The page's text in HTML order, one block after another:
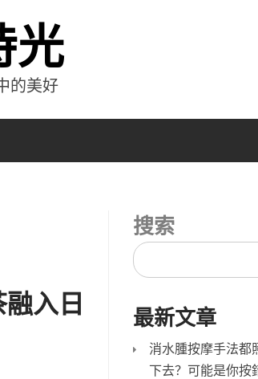
光
的美好
入日
搜索
最新文章
消水腫按摩手法都
下去？可能是你按